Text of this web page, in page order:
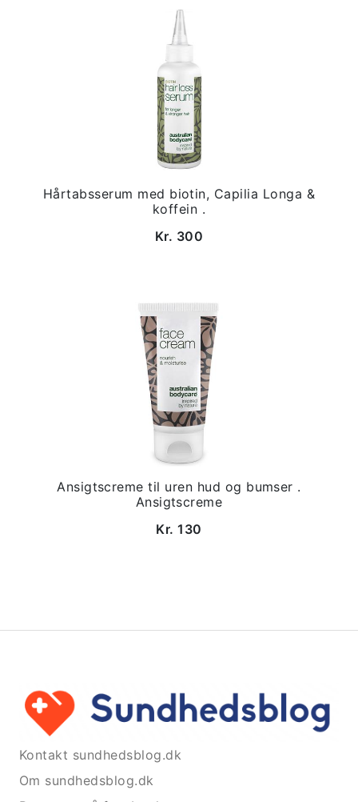
Hårtabsserum med biotin, Capilia Longa &
koffein .
Kr. 300
Ansigtscreme til uren hud og bumser .
Ansigtscreme
Kr. 130
Kontakt sundhedsblog.dk
Om sundhedsblog.dk